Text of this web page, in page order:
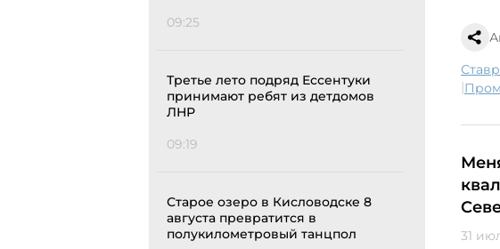
09:25
Третье лето подряд Ессентуки
принимают ребят из детдомов
ЛНР
09:19
Старое озеро в Кисловодске 8
августа превратится в
полукилометровый танцпол
|
31